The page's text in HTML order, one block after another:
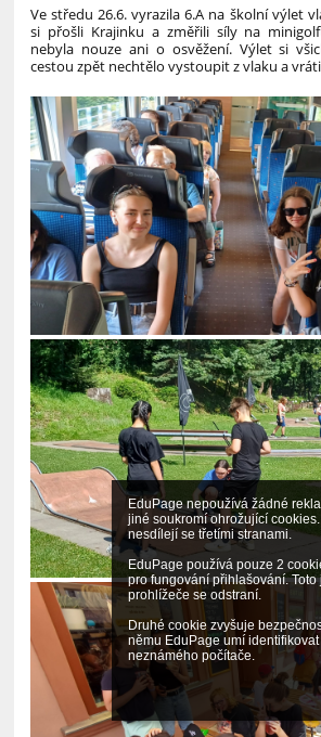
EduPage nepoužívá žádné
jiné soukromí ohrožující
nesdílejí se třetími stranami.
EduPage používá pouze 2
pro fungování přihlašování.
prohlížeče se odstraní.
Druhé cookie zvyšuje
němu EduPage umí
neznámého počítače.
Ve středu 26.6. vyrazila 6.A na školní výlet
si přošli Krajinku a změřili síly na
nebyla nouze ani o osvěžení. Výlet si
cestou zpět nechtělo vystoupit z vlaku a